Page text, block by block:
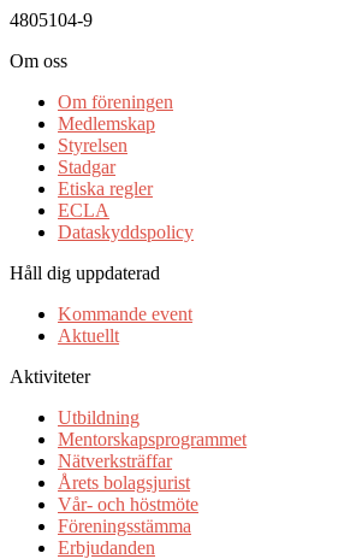
4805104-9
Om oss
Om föreningen
Medlemskap
Styrelsen
Stadgar
Etiska regler
ECLA
Dataskyddspolicy
Håll dig uppdaterad
Kommande event
Aktuellt
Aktiviteter
Utbildning
Mentorskapsprogrammet
Nätverksträffar
Årets bolagsjurist
Vår- och höstmöte
Föreningsstämma
Erbjudanden